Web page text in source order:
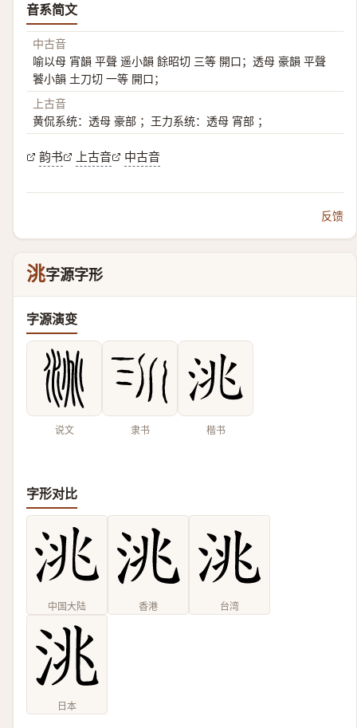
音系简文
中古音
喻以母 宵韻 平聲 遥小韻 餘昭切 三等 開口；透母 豪韻 平聲
饕小韻 土刀切 一等 開口；
上古音
黄侃系统：透母 豪部 ；王力系统：透母 宵部 ；
韵书 上古音 中古音
反馈
洮字源字形
字源演变
说文 隶书 楷书
字形对比
中国大陆 香港 台湾
日本